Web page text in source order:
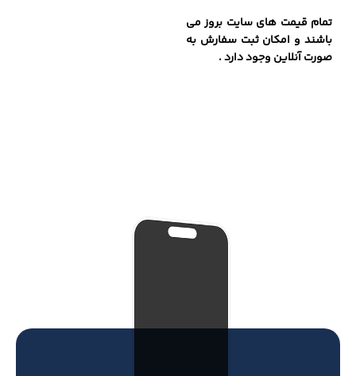
تمام قیمت های سایت بروز می
باشند و امکان ثبت سفارش به
صورت آنلاین وجود دارد .